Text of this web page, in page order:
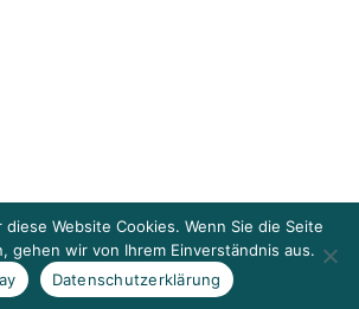
Website Cookies. Wenn Sie die Seite
gehen wir von Ihrem Einverständnis aus.
Datenschutzerklärung